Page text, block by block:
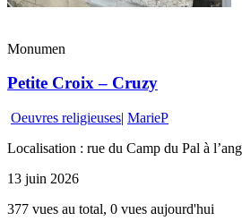
Monumen
Petite Croix – Cruzy
Oeuvres religieuses| MarieP
Localisation : rue du Camp du Pal à
13 juin 2026
377 vues au total, 0 vues aujourd'hui